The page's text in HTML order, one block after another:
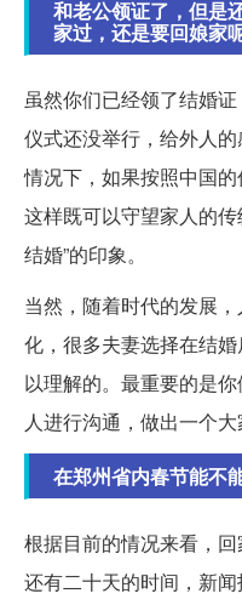
和老公领证了，但是
家过，还是要回娘家
虽然你们已经领了结婚
仪式还没举行，给外人
情况下，如果按照中国
这样既可以守望家人的
结婚”的印象。
当然，随着时代的发展
化，很多夫妻选择在结
以理解的。最重要的是
人进行沟通，做出一个大
在郑州省内春节能不
根据目前的情况来看，
还有二十天的时间，新